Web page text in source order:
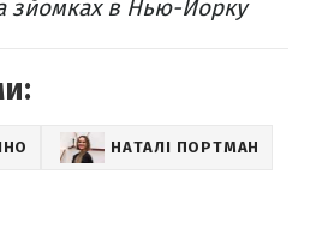
зйомках в Нью-Йорку
НАТАЛІ ПОРТМАН